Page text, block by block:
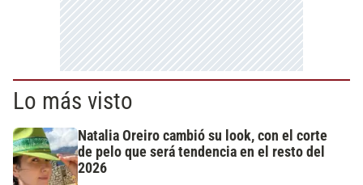
Lo más visto
Natalia Oreiro cambió su look, con el corte
de pelo que será tendencia en el resto del
2026